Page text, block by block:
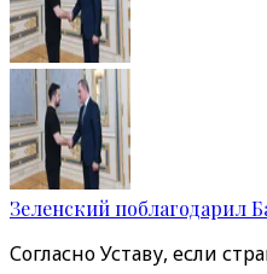
Зеленский поблагодарил
Согласно Уставу, если